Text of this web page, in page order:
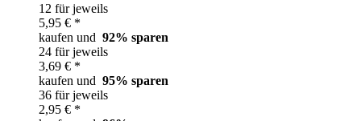
12 für jeweils
5,95 € *
kaufen und 92% sparen
24 für jeweils
3,69 € *
kaufen und 95% sparen
36 für jeweils
2,95 € *